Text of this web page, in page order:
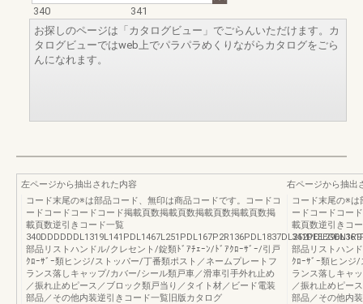
340
341
お探しのページは「カタログビュー」でごらんいただけます。カ
タログビューではweb上でパラパラめくりながらカタログをごら
んになれます。
左ページから抽出された内容
コード末尾の※は部品コード、無印は商品コードです。コードコ
ードコードコードコード掲載頁数掲載頁数掲載頁数掲載頁数掲
載頁数逆引きコード一覧
部品リストハンドル/クレセント/錠類ﾄﾞｱﾁｪｰﾝ/ﾄﾞｱｸﾛｰｻﾞｰ/引戸
ｸﾛｰｻﾞｰ類ヒンジ/ストッパー/丁番類ポスト／ネームプレートフ
ランス落しキャップ/カバー/シール類戸車／滑車引手外れ止め
／振れ止めピース／ブロック類戸当り／タイト材／ビード電装
部品／その他内装逆引きコード一覧旧版カタログ
右ページから抽出
コード末尾の※は
ードコードコー
載頁数逆引きコ
部品リストハン
ｸﾛｰｻﾞｰ類ヒンジ
ランス落しキャ
／振れ止めピー
部品／その他内